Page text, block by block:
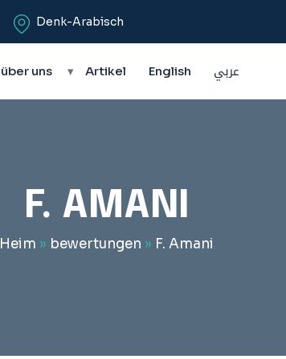
Denk-Arabisch
über uns ▾ Artikel English عربي
F. AMANI
Heim » bewertungen » F. Amani